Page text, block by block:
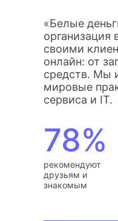
«Белые
организация
своими
онлайн: от
средств. Мы
мировые
сервиса и IT.
78%
рекомендуют
друзьям и
знакомым